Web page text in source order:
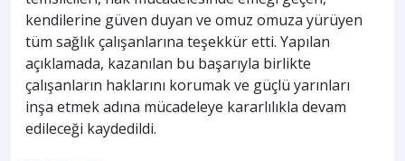
kendilerine güven duyan ve omuz omuza yürüyen
tüm sağlık çalışanlarına teşekkür etti. Yapılan
açıklamada, kazanılan bu başarıyla birlikte
çalışanların haklarını korumak ve güçlü yarınları
inşa etmek adına mücadeleye kararlılıkla devam
edileceği kaydedildi.